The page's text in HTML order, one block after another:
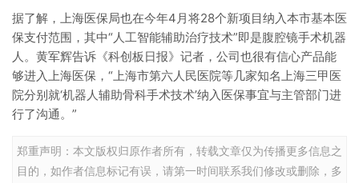
据了解，上海医保局也在今年4月将28个新项目纳入本市基本医
保支付范围，其中“人工智能辅助治疗技术”即是腹腔镜手术机器
人。黄军辉告诉《科创板日报》记者，公司也很有信心产品能
够进入上海医保，“上海市第六人民医院等几家知名上海三甲医
院分别就‘机器人辅助骨科手术技术’纳入医保事宜与主管部门进
行了沟通。”
郑重声明：本文版权归原作者所有，转载文章仅为传播更多信息之
目的，如作者信息标记有误，请第一时间联系我们修改或删除，多